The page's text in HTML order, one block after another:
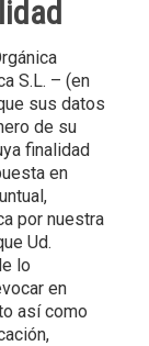
S.L. – (en
sus datos
de su
finalidad
en
por nuestra
Ud.
lo
en
así como